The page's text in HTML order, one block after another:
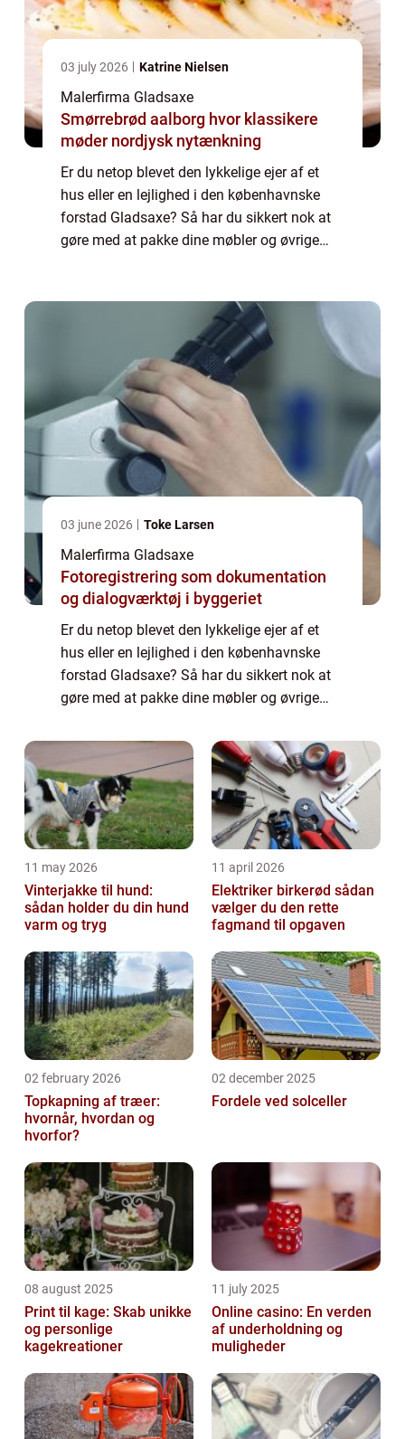
03 july 2026 Katrine Nielsen
Malerfirma Gladsaxe
Smørrebrød aalborg hvor klassikere
møder nordjysk nytænkning
Er du netop blevet den lykkelige ejer af et
hus eller en lejlighed i den københavnske
forstad Gladsaxe? Så har du sikkert nok at
gøre med at pakke dine møbler og øvrige
03 june 2026 Toke Larsen
Malerfirma Gladsaxe
Fotoregistrering som dokumentation
og dialogværktøj i byggeriet
Er du netop blevet den lykkelige ejer af et
hus eller en lejlighed i den københavnske
forstad Gladsaxe? Så har du sikkert nok at
gøre med at pakke dine møbler og øvrige
11 may 2026
Vinterjakke til hund:
sådan holder du din hund
varm og tryg
11 april 2026
Elektriker birkerød sådan
vælger du den rette
fagmand til opgaven
02 february 2026
Topkapning af træer:
hvornår, hvordan og
hvorfor?
02 december 2025
Fordele ved solceller
08 august 2025
Print til kage: Skab unikke
og personlige
kagekreationer
11 july 2025
Online casino: En verden
af underholdning og
muligheder